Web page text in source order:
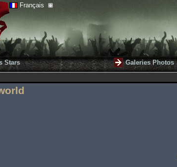
Français
Stars Galeries Photos